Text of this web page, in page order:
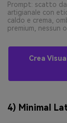
Prompt: scatto
artigianale con
caldo e crema,
premium, nessun
Crea
4) Minimal